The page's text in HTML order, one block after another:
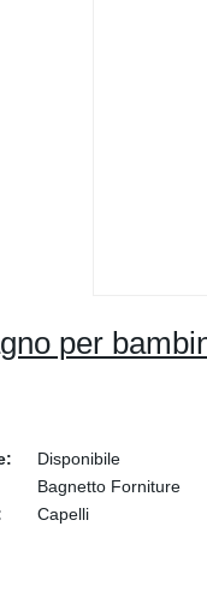
per
Disponibile
Bagnetto Forniture
Capelli